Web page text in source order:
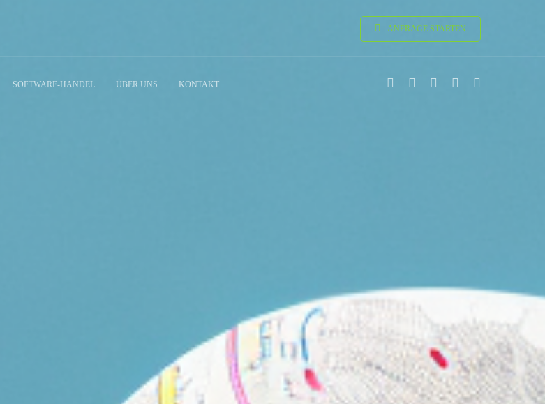
ANFRAGE STARTEN
SOFTWARE-HANDEL ÜBER UNS KONTAKT